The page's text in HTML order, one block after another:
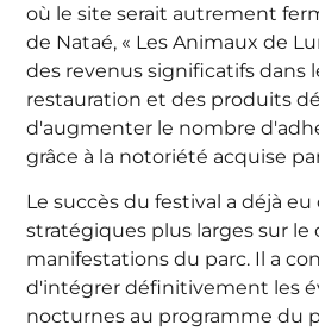
où le site serait autrement
de Nataé, « Les Animaux de
des revenus significatifs dans
restauration et des produits
d'augmenter le nombre
grâce à la notoriété acquise
Le succès du festival a déjà
stratégiques plus larges sur le
manifestations du parc. Il a
d'intégrer définitivement les
nocturnes au programme du